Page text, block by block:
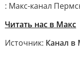
: Макс-канал
Читать нас в Макс
Источник: Канал